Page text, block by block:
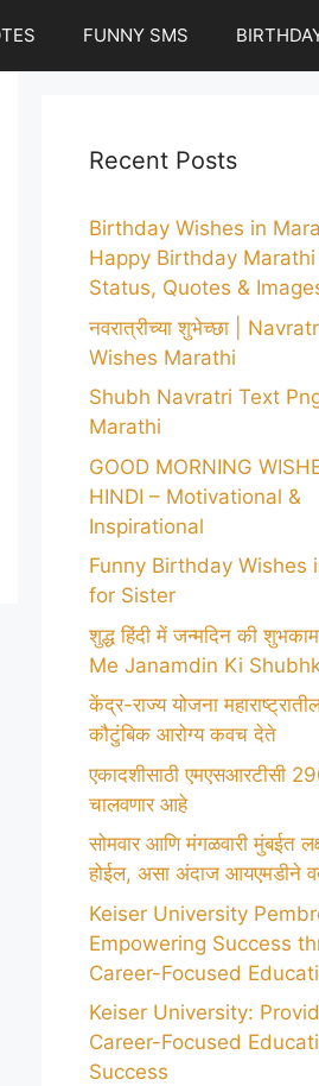
FUNNY SMS
Recent Posts
Birthday Wishes in
Happy Birthday Marathi
Status, Quotes &
नवरात्रीच्या शुभेच्छा |
Wishes Marathi
Shubh Navratri Text
Marathi
GOOD MORNING
HINDI – Motivational &
Inspirational
Funny Birthday Wishes
for Sister
शुद्ध हिंदी में जन्मदिन की
Me Janamdin Ki
केंद्र-राज्य योजना
कौटुंबिक आरोग्य कवच देते
एकादशीसाठी एमएसआरटीसी
चालवणार आहे
सोमवार आणि मंगळवारी मुंबईत
होईल, असा अंदाज आयएमडीने
Keiser University
Empowering Success
Career-Focused
Keiser University:
Career-Focused
Success